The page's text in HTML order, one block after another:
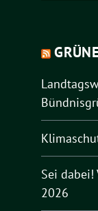
Sei
2026